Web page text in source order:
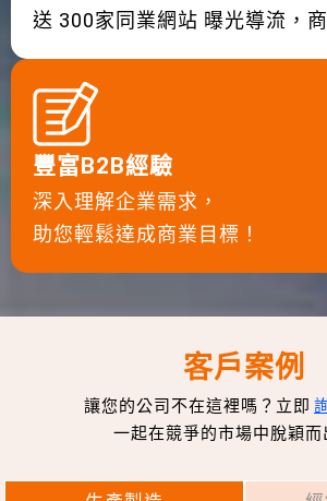
送 300家同業網站 曝光導流，
豐富B2B經驗
深入理解企業需求，
助您輕鬆達成商業目標！
客戶案例
讓您的公司不在這裡嗎？立即
一起在競爭的市場中脫穎而